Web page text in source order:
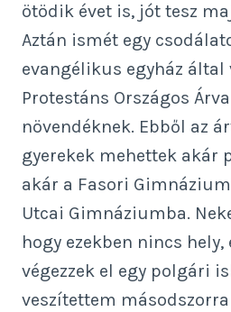
ötödik évet is, jót tesz
Aztán ismét egy
evangélikus egyház által
Protestáns Országos
növendéknek. Ebből az
gyerekek mehettek akár
akár a Fasori
Utcai Gimnáziumba.
hogy ezekben nincs
végezzek el egy polgári
veszítettem